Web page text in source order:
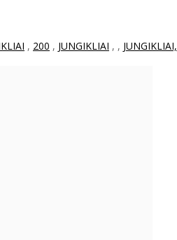
, 200 , JUNGIKLIAI , , JUNGIKLIAI,